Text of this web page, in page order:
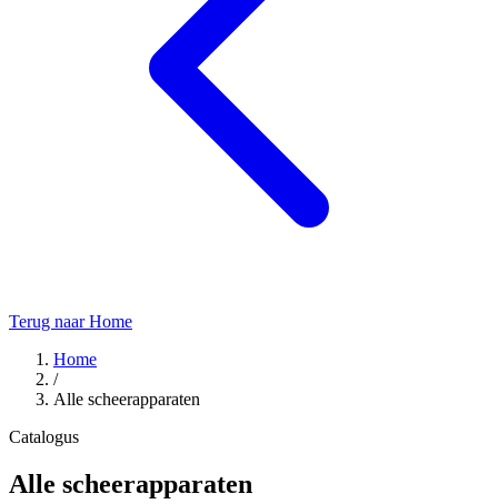
Terug naar Home
Home
/
Alle scheerapparaten
Catalogus
Alle scheerapparaten